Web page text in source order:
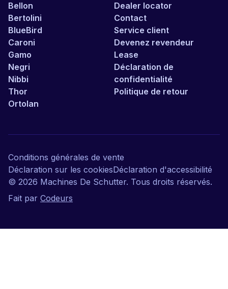
Bellon
Bertolini
BlueBird
Caroni
Gamo
Negri
Nibbi
Thor
Ortolan
Dealer locator
Contact
Service client
Devenez revendeur
Lease
Déclaration de
confidentialité
Politique de retour
© 2026 Machines De Schutter. Tous droits réservés.
Fait par Codeurs
Conditions générales de vente
Déclaration sur les cookiesDéclaration d'accessibilité